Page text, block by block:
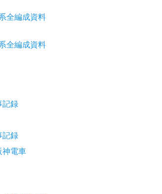
全編成資料
全編成資料
記録
記録
神電車